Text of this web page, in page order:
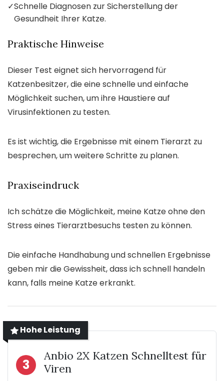
✓Schnelle Diagnosen zur Sicherstellung der
Gesundheit Ihrer Katze.
Praktische Hinweise
Dieser Test eignet sich hervorragend für
Katzenbesitzer, die eine schnelle und einfache
Möglichkeit suchen, um ihre Haustiere auf
Virusinfektionen zu testen.
Es ist wichtig, die Ergebnisse mit einem Tierarzt zu
besprechen, um weitere Schritte zu planen.
Praxiseindruck
Ich schätze die Möglichkeit, meine Katze ohne den
Stress eines Tierarztbesuchs testen zu können.
Die einfache Handhabung und schnellen Ergebnisse
geben mir die Gewissheit, dass ich schnell handeln
kann, falls meine Katze erkrankt.
Hohe Leistung
3
Anbio 2X Katzen Schnelltest für
Viren